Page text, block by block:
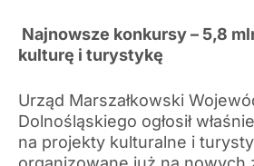
Najnowsze konkursy – 5,8
kulturę i turystykę
Urząd Marszałkowski
Dolnośląskiego ogłosił
na projekty kulturalne i